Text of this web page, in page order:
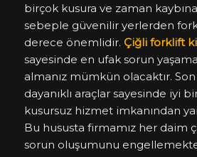
birçok kusura ve zaman
sebeple güvenilir yerlerden
derece önemlidir. Çiğli forklift
sayesinde en ufak sorun
almanız mümkün olacaktır.
dayanıklı araçlar sayesinde iyi
kusursuz hizmet imkanından
Bu hususta firmamız her daim
sorun oluşumunu